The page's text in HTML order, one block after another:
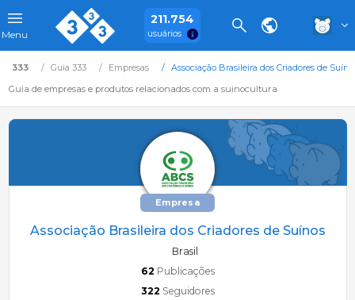
Menu
211.754
usuários
333 Guia 333 Empresas
Associação Brasileira dos Criadores de
Guia de empresas e produtos relacionados com a suinocultura
Empresa
Associação Brasileira dos Criadores de Suínos
Brasil
62 Publicações
322 Seguidores